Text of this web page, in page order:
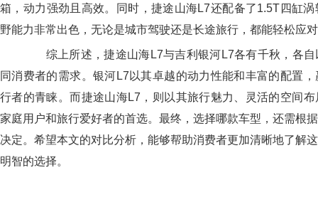
箱，动力强劲且高效。同时，捷途山海L7还配备了1.5T四缸
野能力非常出色，无论是城市驾驶还是长途旅行，都能轻松应
综上所述，捷途山海L7与吉利银河L7各有千秋，各自
同消费者的需求。银河L7以其卓越的动力性能和丰富的配置
行者的青睐。而捷途山海L7，则以其旅行魅力、灵活的空间
家庭用户和旅行爱好者的首选。最终，选择哪款车型，还需根
决定。希望本文的对比分析，能够帮助消费者更加清晰地了解
明智的选择。